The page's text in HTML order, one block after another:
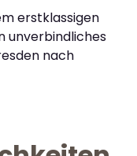
erstklassigen
unverbindliches
nach